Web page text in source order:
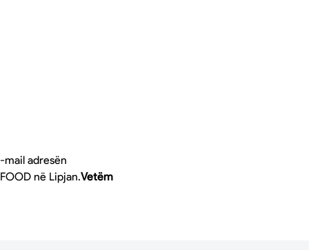
adresën
në Lipjan.Vetëm